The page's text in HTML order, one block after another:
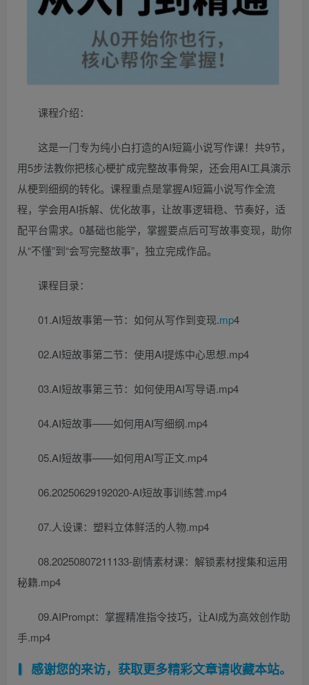
课程介绍：
这是一门专为纯小白打造的AI短篇小说写作课！共9节，
用5步法教你把核心梗扩成完整故事骨架，还会用AI工具演示
从梗到细纲的转化。课程重点是掌握AI短篇小说写作全流
程，学会用AI拆解、优化故事，让故事逻辑稳、节奏好，适
配平台需求。0基础也能学，掌握要点后可写故事变现，助你
从“不懂”到“会写完整故事”，独立完成作品。
课程目录：
01.AI短故事第一节：如何从写作到变现.mp4
02.AI短故事第二节：使用AI提炼中心思想.mp4
03.AI短故事第三节：如何使用AI写导语.mp4
04.AI短故事——如何用AI写细纲.mp4
05.AI短故事——如何用AI写正文.mp4
06.20250629192020-AI短故事训练营.mp4
07.人设课：塑料立体鲜活的人物.mp4
08.20250807211133-剧情素材课：解锁素材搜集和运用
秘籍.mp4
09.AIPrompt：掌握精准指令技巧，让AI成为高效创作助
手.mp4
感谢您的来访，获取更多精彩文章请收藏本站。